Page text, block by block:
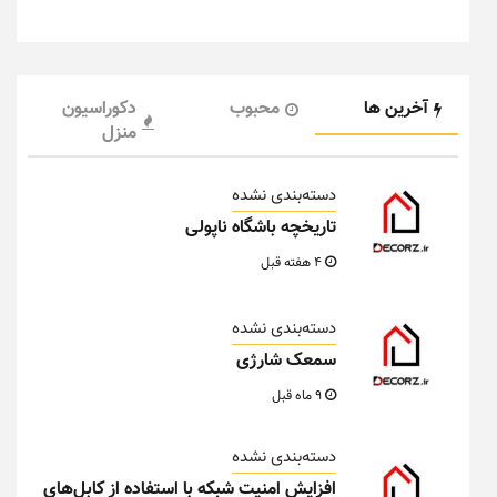
آخرین ها محبوب
دکوراسیون
منزل
دسته‌بندی نشده
تاریخچه باشگاه ناپولی
دسته‌بندی نشده
سمعک شارژی
دسته‌بندی نشده
افزایش امنیت شبکه با استفاده از کابل‌های